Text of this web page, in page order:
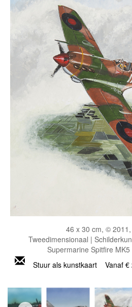
46 x 30 cm, ©
Tweedimensionaal |
Supermarine Spitfire
Stuur als kunstkaart Vanaf €